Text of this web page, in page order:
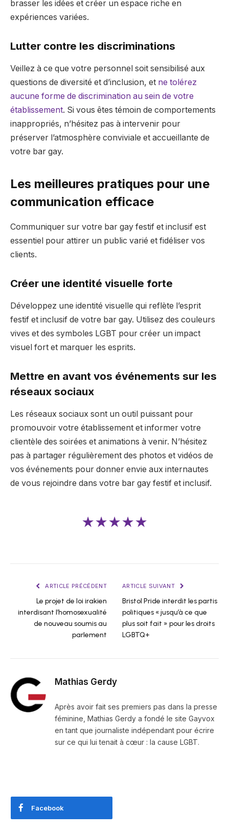
brasser les idées et créer un espace riche en
expériences variées.
Lutter contre les discriminations
Veillez à ce que votre personnel soit sensibilisé aux
questions de diversité et d’inclusion, et ne tolérez
aucune forme de discrimination au sein de votre
établissement. Si vous êtes témoin de comportements
inappropriés, n’hésitez pas à intervenir pour
préserver l’atmosphère conviviale et accueillante de
votre bar gay.
Les meilleures pratiques pour une
communication efficace
Communiquer sur votre bar gay festif et inclusif est
essentiel pour attirer un public varié et fidéliser vos
clients.
Créer une identité visuelle forte
Développez une identité visuelle qui reflète l’esprit
festif et inclusif de votre bar gay. Utilisez des couleurs
vives et des symboles LGBT pour créer un impact
visuel fort et marquer les esprits.
Mettre en avant vos événements sur les
réseaux sociaux
Les réseaux sociaux sont un outil puissant pour
promouvoir votre établissement et informer votre
clientèle des soirées et animations à venir. N’hésitez
pas à partager régulièrement des photos et vidéos de
vos événements pour donner envie aux internautes
de vous rejoindre dans votre bar gay festif et inclusif.
★★★★★
ARTICLE PRÉCÉDENT
Le projet de loi irakien
interdisant l’homosexualité
de nouveau soumis au
parlement
ARTICLE SUIVANT
Bristol Pride interdit les partis
politiques « jusqu’à ce que
plus soit fait » pour les droits
LGBTQ+
Mathias Gerdy
Après avoir fait ses premiers pas dans la presse
féminine, Mathias Gerdy a fondé le site Gayvox
en tant que journaliste indépendant pour écrire
sur ce qui lui tenait à cœur : la cause LGBT.
Facebook